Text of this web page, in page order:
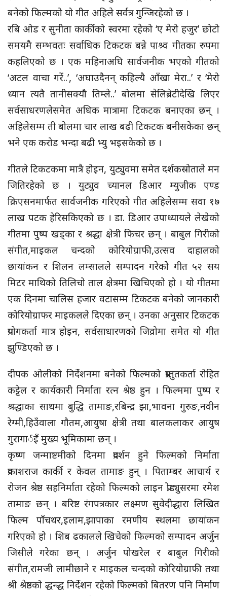
बनेको फिल्मको यो गीत अहिले सर्वत्र गुन्जिरहेको छ ।
रबि ओड र सुनीता कार्कीको स्वरमा रहेको ‘ए मेरो हजुर’ छोटो
समयमै सम्भवतः सर्वाधिक टिकटक बन्ने पाश्र्व गीतका रुपमा
कहलिएको छ । एक महिनाअघि सार्वजनीक भएको गीतको
‘अटल वाचा गरें..’, ‘अघाउदैनन् कहिल्यै आँखा मेरा..’ र ‘मेरो
ध्यान त्यतै तानीसक्यौ तिम्ले..’ बोलमा सेलिब्रेटीदेखि लिएर
सर्वसाधरणलेसमेत अधिक मात्रामा टिकटक बनाएका छन् ।
अहिलेसम्म ती बोलमा चार लाख बढी टिकटक बनीसकेका छन्
भने एक करोड भन्दा बढी भ्यु भइसकेको छ ।
गीतले टिकटकमा मात्रै होइन, युट्युवमा समेत दर्शकस्रोताले मन
जितिरहेको छ । युट्युव च्यानल डिआर म्युजीक एण्ड
क्रिएसनमार्फत सार्वजनीक गरिएको गीत अहिलेसम्म सवा १७
लाख पटक हेरिसकिएको छ । डा. डिआर उपाध्यायले लेखेको
गीतमा पुष्प खड्का र श्रद्धा क्षेत्री फिचर छन् । बाबुल गिरीको
संगीत,माइकल चन्दको कोरियोग्राफी,उत्सव दाहालको
छायांकन र शिलन लम्सालले सम्पादन गरेकोे गीत ५२ सय
मिटर माथिको तिलिचो ताल क्षेत्रमा खिचिएको हो । यो गीतमा
एक दिनमा चालिस हजार वटासम्म टिकटक बनेको जानकारी
कोरियोग्राफर माइकलले दिएका छन् । उनका अनुसार टिकटक
प्रयोगकर्ता मात्र होइन, सर्वसाधारणको जिव्रोमा समेत यो गीत
झुण्डिएको छ ।
दीपक ओलीको निर्देशनमा बनेको फिल्मको प्रस्तुतकर्ता रोहित
कट्टेल र कार्यकारी निर्माता रत्न श्रेष्ठ हुन । फिल्ममा पुष्प र
श्रद्धाका साथमा बुद्धि तामाङ,रबिन्द्र झा,भावना गुरुङ,नवीन
रेग्मी,हिउँवाला गौतम,आयुषा क्षेत्री तथा बालकलाकर आयुष
गुरागार्इँ मुख्य भूमिकामा छन् ।
कृष्ण जन्माष्टमीको दिनमा प्रदर्शन हुने फिल्मको निर्माता
प्रकाशराज कार्की र केवल तामाङ हुन् । पिताम्बर आचार्य र
रोजन श्रेष्ठ सहनिर्माता रहेको फिल्मको लाइन प्रोड्युसरमा रमेश
तामाङ छन् । बरिष्ट रंगपत्रकार लक्ष्मण सुवेदीद्धारा लिखित
फिल्म पाँचथर,इलाम,झापाका रमणीय स्थलमा छायांकन
गरिएको हो । शिब ढकालले खिचेको फिल्मको सम्पादन अर्जुन
जिसीले गरेका छन् । अर्जुन पोखरेल र बाबुल गिरीको
संगीत,रामजी लामीछाने र माइकल चन्दको कोरियोग्राफी तथा
श्री श्रेष्ठको द्धन्द्ध निर्देशन रहेको फिल्मको बितरण पनि निर्माण